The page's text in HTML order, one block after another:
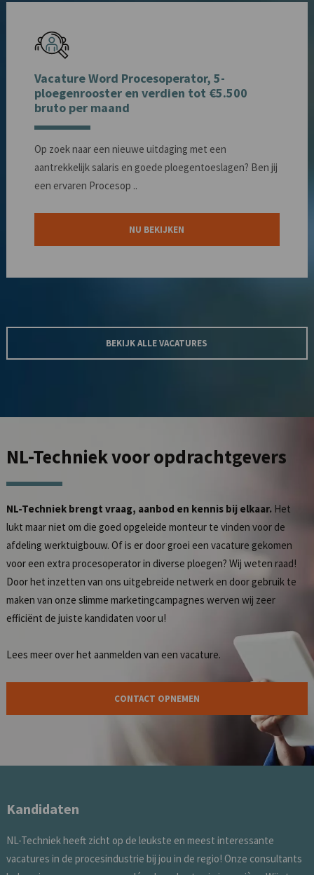
Vacature Word Procesoperator, 5-
ploegenrooster en verdien tot €5.500
bruto per maand
Op zoek naar een nieuwe uitdaging met een
aantrekkelijk salaris en goede ploegentoeslagen? Ben jij
een ervaren Procesop ..
NU BEKIJKEN
BEKIJK ALLE VACATURES
NL-Techniekvoor opdrachtgevers
NL-Techniek brengt vraag, aanbod en kennis bij elkaar. Het
lukt maar niet om die goed opgeleide monteur te vinden voor de
afdeling werktuigbouw. Of is er door groei een vacature gekomen
voor een extra procesoperator in diverse ploegen? Wij weten raad!
Door het inzetten van ons uitgebreide netwerk en door gebruik te
maken van onze slimme marketingcampagnes werven wij zeer
efficiënt de juiste kandidaten voor u!
Lees meer over het aanmelden van een vacature.
CONTACT OPNEMEN
Kandidaten
NL-Techniek heeft zicht op de leukste en meest interessante
vacatures in de procesindustrie bij jou in de regio! Onze consultants